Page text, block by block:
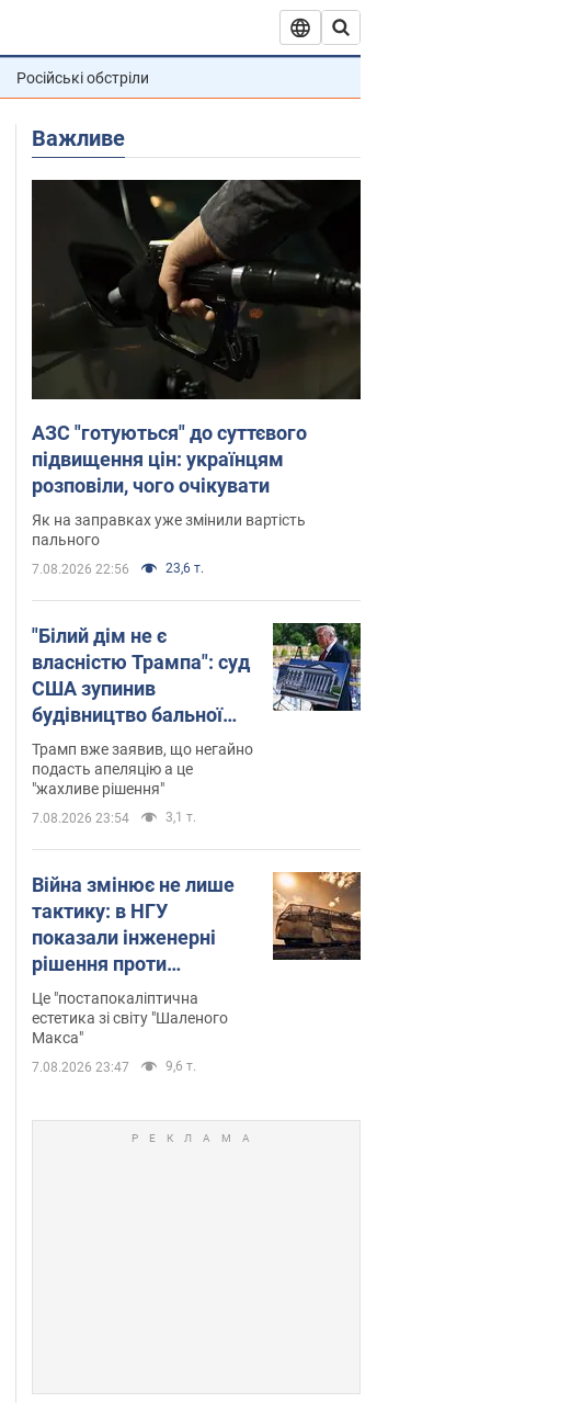
Російські обстріли
Важливе
АЗС "готуються" до суттєвого
підвищення цін: українцям
розповіли, чого очікувати
Як на заправках уже змінили вартість
пального
7.08.2026 22:56 23,6 т.
"Білий дім не є
власністю Трампа": суд
США зупинив
будівництво бальної
зали за $400 млн
Трамп вже заявив, що негайно
подасть апеляцію а це
"жахливе рішення"
7.08.2026 23:54 3,1 т.
Війна змінює не лише
тактику: в НГУ
показали інженерні
рішення проти
російських FPV-дронів.
Фото
Це "постапокаліптична
естетика зі світу "Шаленого
Макса"
7.08.2026 23:47 9,6 т.